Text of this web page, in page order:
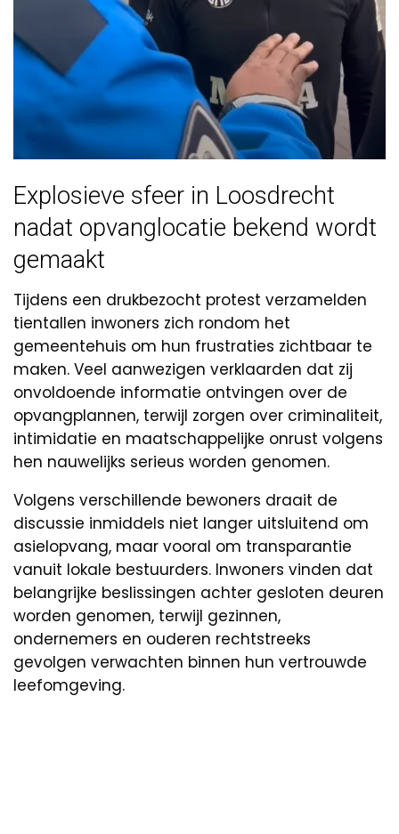
Explosieve sfeer in Loosdrecht
nadat opvanglocatie bekend wordt
gemaakt
Tijdens een drukbezocht protest verzamelden
tientallen inwoners zich rondom het
gemeentehuis om hun frustraties zichtbaar te
maken. Veel aanwezigen verklaarden dat zij
onvoldoende informatie ontvingen over de
opvangplannen, terwijl zorgen over criminaliteit,
intimidatie en maatschappelijke onrust volgens
hen nauwelijks serieus worden genomen.
Volgens verschillende bewoners draait de
discussie inmiddels niet langer uitsluitend om
asielopvang, maar vooral om transparantie
vanuit lokale bestuurders. Inwoners vinden dat
belangrijke beslissingen achter gesloten deuren
worden genomen, terwijl gezinnen,
ondernemers en ouderen rechtstreeks
gevolgen verwachten binnen hun vertrouwde
leefomgeving.